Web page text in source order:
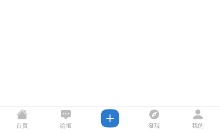
首頁 論壇 發現 我的